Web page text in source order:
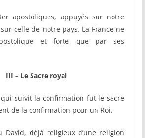
apostoliques, appuyés sur notre
celle de notre pays. La France ne
et forte que par ses
III – Le Sacre royal
qui suivit la confirmation fut le sacre
de la confirmation pour un Roi.
David, déjà religieux d’une religion